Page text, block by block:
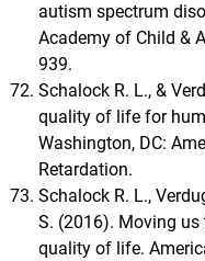
autism spectrum
Academy of Child &
939.
Schalock R. L., &
quality of life for
Washington, DC:
Retardation.
Schalock R. L.,
S. (2016). Moving
quality of life.